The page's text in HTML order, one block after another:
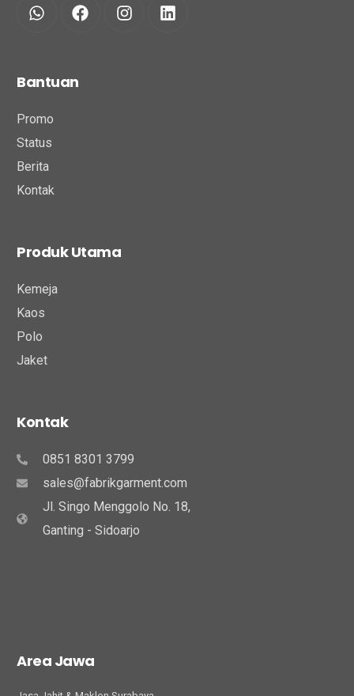
Bantuan
Promo
Status
Berita
Kontak
Produk Utama
Kemeja
Kaos
Polo
Jaket
Kontak
0851 8301 3799
sales@fabrikgarment.com
Jl. Singo Menggolo No. 18,
Ganting - Sidoarjo
Area Jawa